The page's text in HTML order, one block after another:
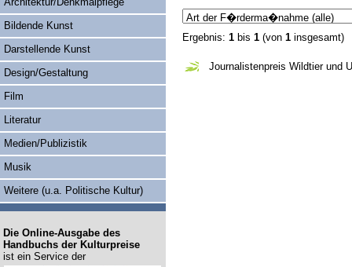
Ergebnis: 1 bis 1 (von 1 insgesamt)
Journalistenpreis Wildtier und
Bildende Kunst
Darstellende Kunst
Design/Gestaltung
Film
Literatur
Medien/Publizistik
Musik
Weitere (u.a. Politische Kultur)
Die Online-Ausgabe des
Handbuchs der Kulturpreise
ist ein Service der